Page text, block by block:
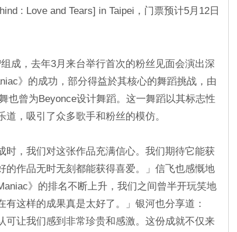
: Love and Tears] in Taipei，门票预计5月12日
成，去年3月来台举行首次的粉丝见面会演出深
》的成功，部分得益於其核心的舞蹈挑战，由
也曾为Beyonce设计舞蹈。这一舞蹈以其标志性
，吸引了众多歌手和粉丝的模仿。
时，我们对这张作品充满信心。我们期待它能获
的作品无时无刻都能获得喜爱。」信飞也感慨地
》的排名不断上升，我们之间曾半开玩笑地
这样的成果真是太好了。」银河也分享道：
可让我们感到非常珍贵和感激。这份成就不仅来